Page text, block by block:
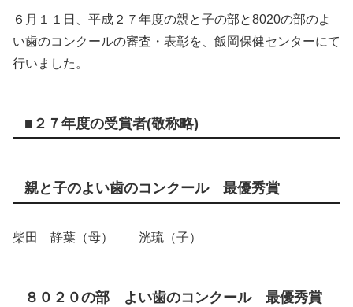
６月１１日、平成２７年度の親と子の部と8020の部のよ
い歯のコンクールの審査・表彰を、飯岡保健センターにて
行いました。
■２７年度の受賞者(敬称略)
親と子のよい歯のコンクール 最優秀賞
柴田 静葉（母） 洸琉（子）
８０２０の部 よい歯のコンクール 最優秀賞